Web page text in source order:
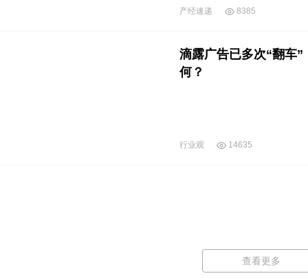
产经速递 8385
滴露广告已多次“翻车
何？
行业观 14635
查看更多